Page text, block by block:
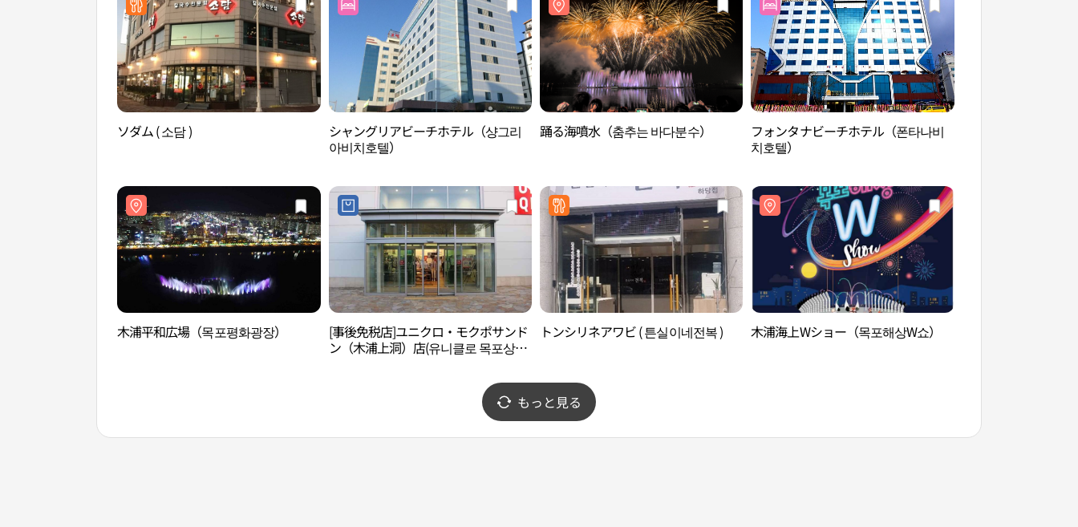
ソダム ( 소담 )
シャングリアビーチホテル（샹그리
아비치호텔）
踊る海噴水（춤추는 바다분수）
フォンタナビーチホテル（폰타나비
치호텔）
木浦平和広場（목포평화광장）
[事後免税店]ユニクロ・モクポサンド
ン（木浦上洞）店(유니클로 목포상동
トンシリネアワビ ( 튼실이네전복 ) 木浦海上Wショー（목포해상W쇼）
もっと見る